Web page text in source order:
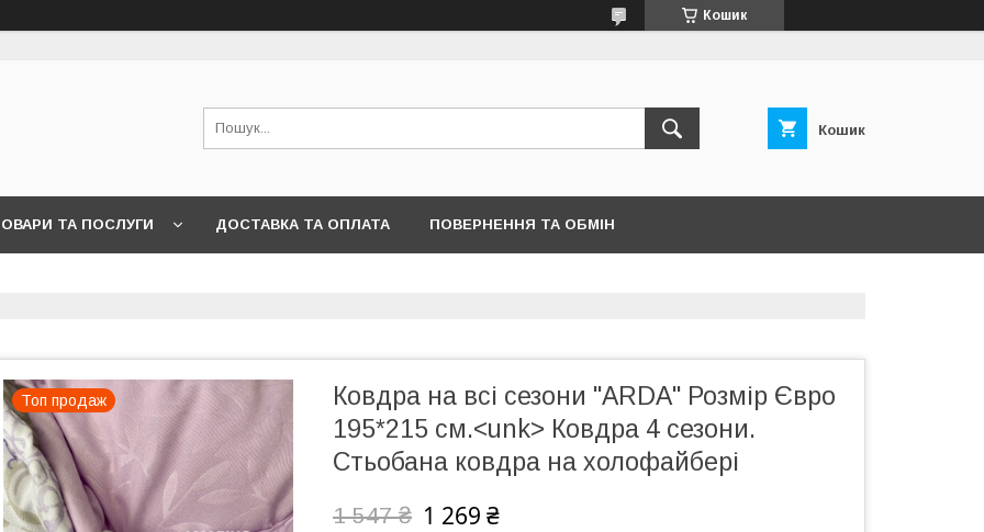
Кошик
Кошик
ТА ПОСЛУГИ ДОСТАВКА ТА ОПЛАТА ПОВЕРНЕННЯ ТА ОБМІН
Топ продаж
Ковдра на всі сезони "ARDA" Розмір Євро
195*215 см.<unk> Ковдра 4 сезони.
Стьобана ковдра на холофайбері
1 547 ₴ 1 269 ₴